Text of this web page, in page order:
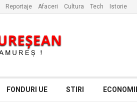
Reportaje Afaceri Cultura Tech Istorie
FONDURI UE STIRI